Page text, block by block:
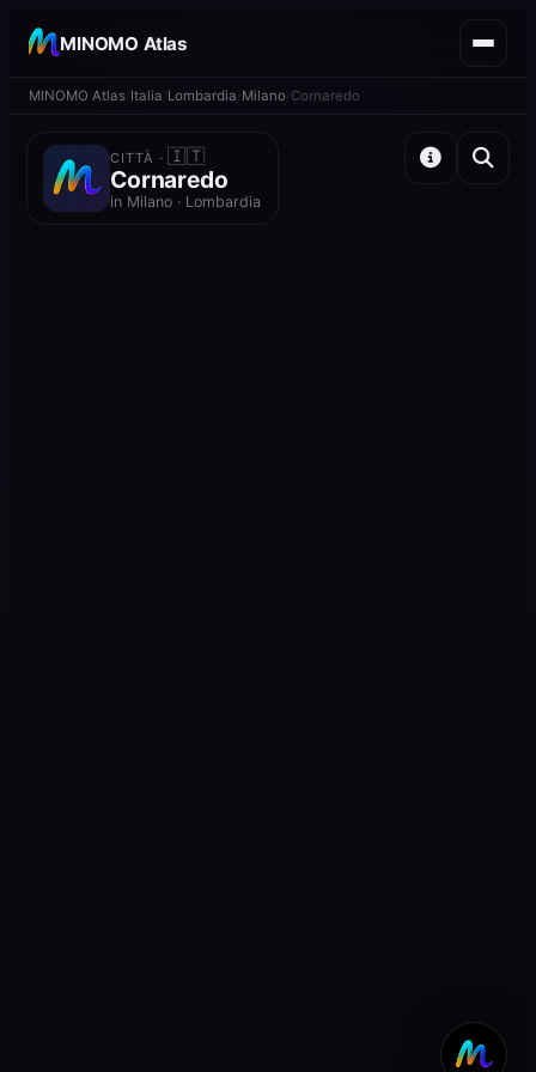
MINOMO Atlas
MINOMO Atlas Italia Lombardia Milano Cornaredo
CITTÀ ·🇮🇹
Cornaredo
in Milano · Lombardia